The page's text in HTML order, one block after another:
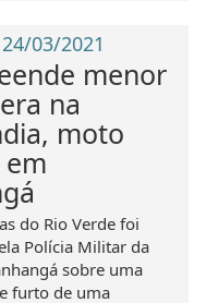
03/2021
menor
na
moto
do Rio Verde foi
Polícia Militar da
sobre uma
furto de uma